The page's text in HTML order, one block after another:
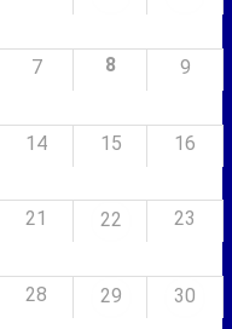
7 8 9
14 15 16
21 22 23
28 29 30